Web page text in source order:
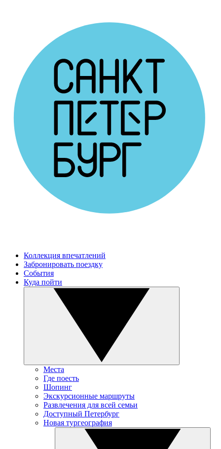
Коллекция впечатлений
Забронировать поездку
События
Куда пойти
Места
Где поесть
Шопинг
Экскурсионные маршруты
Развлечения для всей семьи
Доступный Петербург
Новая тургеография